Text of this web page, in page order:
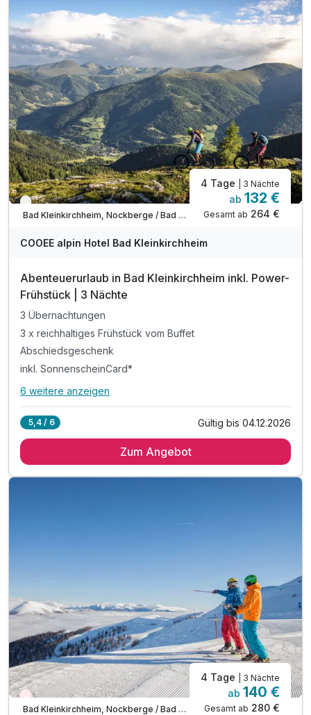
inkl. Nutzung von Skiraum
inkl. Nutzung des Fitnessraumes
inkl. Parkplatz vor dem Hotel
inkl. W-LAN Nutzung
inkl. SonnenscheinCard
* direkt an der Piste *
Verfügbar bis Dezember
Bad Kleinkirchheim, Nockberge / Bad Kleinkirchheim
4 Tage | 3 Nächte
ab 132 €
Gesamt ab 264 €
COOEE alpin Hotel Bad Kleinkirchheim
Abenteuerurlaub in Bad Kleinkirchheim inkl. Power-
Frühstück | 3 Nächte
3 Übernachtungen
3 x reichhaltiges Frühstück vom Buffet
Abschiedsgeschenk
inkl. SonnenscheinCard*
Alle Inklusivleistungen
3 x reichhaltiges Frühstück vom Buffet
inkl. W-LAN Nutzung & Parkplatz vor dem Hotel
Tipp: Baden im Millstätter See
6 weitere anzeigen
5,4 / 6 Gültig bis 04.12.2026
Zum Angebot
Wieder frei ab Dezember
Bad Kleinkirchheim, Nockberge / Bad Kleinkirchheim
4 Tage | 3 Nächte
ab 140 €
Gesamt ab 280 €